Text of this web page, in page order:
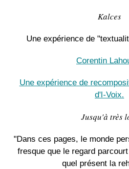
Kalces
Une expérience de
Corentin
Une expérience de
d'I-Voix.
Jusqu'à très
"Dans ces pages, le monde
fresque que le regard
quel présent la